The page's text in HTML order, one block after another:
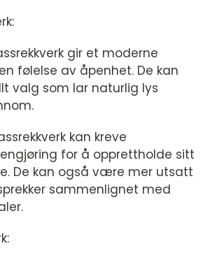
gir et moderne
følelse av åpenhet. De kan
valg som lar naturlig lys
kan kreve
for å opprettholde sitt
De kan også være mer utsatt
sammenlignet med